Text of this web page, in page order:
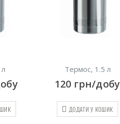
Термос, 1.5 л
120 грн/добу
ДОДАТИ У КОШИК